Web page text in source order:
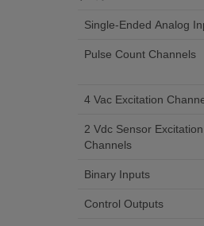
Single-Ended Analog
Pulse Count Channels
4 Vac Excitation
2 Vdc Sensor Excitation
Channels
Binary Inputs
Control Outputs